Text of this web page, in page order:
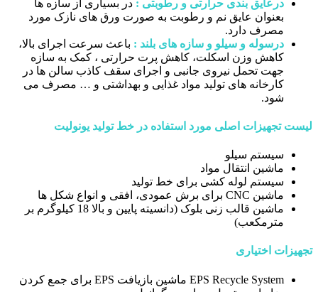
درعایق بندی حرارتی و رطوبتی : در بسیاری از سازه ها
بعنوان عایق نم و رطوبت به صورت ورق های نازک مورد
مصرف دارد.
درسوله و سیلو و سازه های بلند : باعث سرعت اجرای بالا،
کاهش وزن اسکلت، کاهش پرت حرارتی ، کمک به سازه
جهت تحمل نیروی جانبی و اجرای سقف کاذب سالن ها در
کارخانه های تولید مواد غذایی و بهداشتی و … مصرف می
شود.
لیست تجهیزات اصلی مورد استفاده در خط تولید یونولیت
سیستم سیلو
ماشین انتقال مواد
سیستم لوله کشی برای خط تولید
ماشین CNC برای برش عمودی، افقی و انواع شکل ها
ماشین قالب زنی بلوک (دانسیته پایین و بالا 18 کیلوگرم بر
مترمکعب)
تجهیزات اختیاری
EPS Recycle System ماشین بازیافت EPS برای جمع کردن